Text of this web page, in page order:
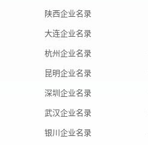
陕西企业名录
大连企业名录
杭州企业名录
昆明企业名录
深圳企业名录
武汉企业名录
银川企业名录